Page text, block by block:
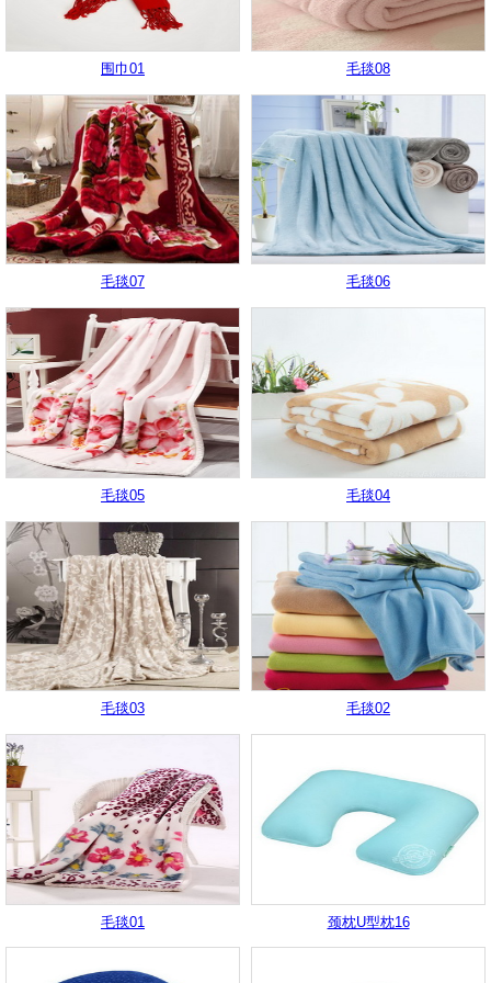
围巾01 毛毯08
毛毯07 毛毯06
毛毯05 毛毯04
毛毯03 毛毯02
毛毯01 颈枕U型枕16